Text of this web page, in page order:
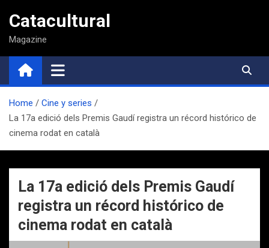
contenido
Catacultural
Magazine
Home
Cine y series
La 17a edició dels Premis Gaudí registra un récord histórico de
cinema rodat en català
La 17a edició dels Premis Gaudí
registra un récord histórico de
cinema rodat en català